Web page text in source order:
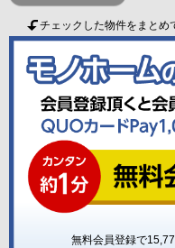
チェックした物件をまとめ
無料会員登録で